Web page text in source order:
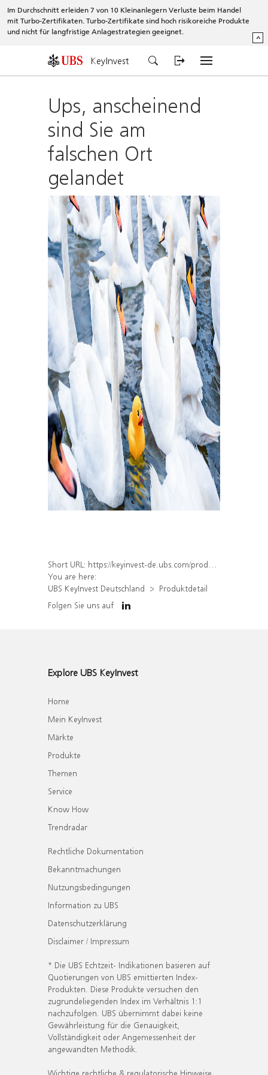
Im Durchschnitt erleiden 7 von 10 Kleinanlegern Verluste beim Handel
mit Turbo-Zertifikaten. Turbo-Zertifikate sind hoch risikoreiche Produkte
und nicht für langfristige Anlagestrategien geeignet.
^
KeyInvest
Ups, anscheinend
sind Sie am
falschen Ort
gelandet
Short URL: https://keyinvest-de.ubs.com/produkt/detail/index/isin/DE000WA4Z0W9
You are here:
UBS KeyInvest Deutschland
Produktdetail
Folgen Sie uns auf
Explore UBS KeyInvest
Home
Mein KeyInvest
Märkte
Produkte
Themen
Service
Know How
Trendradar
Rechtliche Dokumentation
Bekanntmachungen
Nutzungsbedingungen
Information zu UBS
Datenschutzerklärung
Disclaimer / Impressum
* Die UBS Echtzeit- Indikationen basieren auf
Quotierungen von UBS emittierten Index-
Produkten. Diese Produkte versuchen den
zugrundeliegenden Index im Verhältnis 1:1
nachzufolgen. UBS übernimmt dabei keine
Gewährleistung für die Genauigkeit,
Vollständigkeit oder Angemessenheit der
angewandten Methodik.